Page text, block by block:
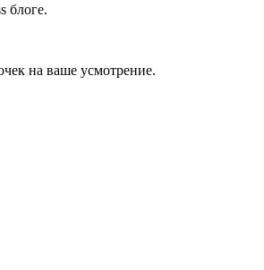
блоге.
на ваше усмотрение.